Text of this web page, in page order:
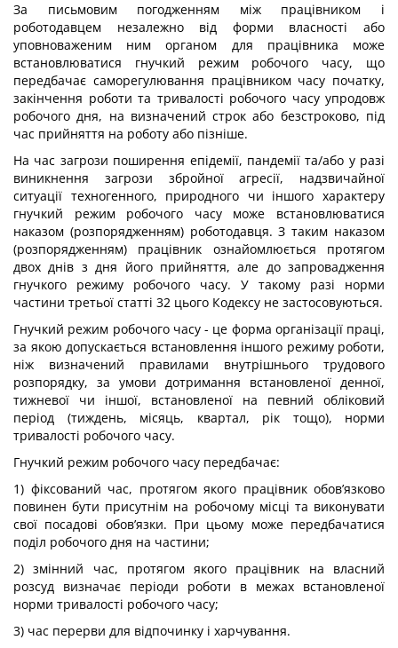
За письмовим погодженням між працівником і
роботодавцем незалежно від форми власності або
уповноваженим ним органом для працівника може
встановлюватися гнучкий режим робочого часу, що
передбачає саморегулювання працівником часу початку,
закінчення роботи та тривалості робочого часу упродовж
робочого дня, на визначений строк або безстроково, під
час прийняття на роботу або пізніше.
На час загрози поширення епідемії, пандемії та/або у разі
виникнення загрози збройної агресії, надзвичайної
ситуації техногенного, природного чи іншого характеру
гнучкий режим робочого часу може встановлюватися
наказом (розпорядженням) роботодавця. З таким наказом
(розпорядженням) працівник ознайомлюється протягом
двох днів з дня його прийняття, але до запровадження
гнучкого режиму робочого часу. У такому разі норми
частини третьої статті 32 цього Кодексу не застосовуються.
Гнучкий режим робочого часу - це форма організації праці,
за якою допускається встановлення іншого режиму роботи,
ніж визначений правилами внутрішнього трудового
розпорядку, за умови дотримання встановленої денної,
тижневої чи іншої, встановленої на певний обліковий
період (тиждень, місяць, квартал, рік тощо), норми
тривалості робочого часу.
Гнучкий режим робочого часу передбачає:
1) фіксований час, протягом якого працівник обов’язково
повинен бути присутнім на робочому місці та виконувати
свої посадові обов’язки. При цьому може передбачатися
поділ робочого дня на частини;
2) змінний час, протягом якого працівник на власний
розсуд визначає періоди роботи в межах встановленої
норми тривалості робочого часу;
3) час перерви для відпочинку і харчування.